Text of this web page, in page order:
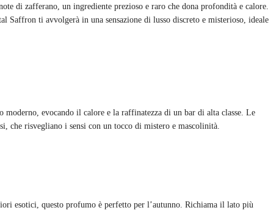
di zafferano, un ingrediente prezioso e raro che dona profondità e calore.
Saffron ti avvolgerà in una sensazione di lusso discreto e misterioso, ideale
moderno, evocando il calore e la raffinatezza di un bar di alta classe. Le
che risvegliano i sensi con un tocco di mistero e mascolinità.
esotici, questo profumo è perfetto per l’autunno. Richiama il lato più